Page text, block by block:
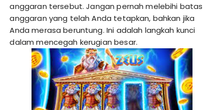
anggaran tersebut. Jangan pernah melebihi batas
anggaran yang telah Anda tetapkan, bahkan jika
Anda merasa beruntung. Ini adalah langkah kunci
dalam mencegah kerugian besar.